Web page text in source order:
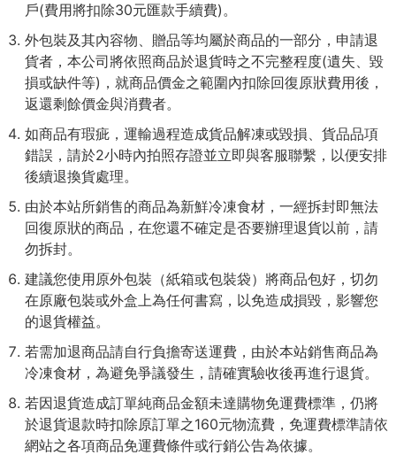
戶(費用將扣除30元匯款手續費)。
外包裝及其內容物、贈品等均屬於商品的一部分，申請退
貨者，本公司將依照商品於退貨時之不完整程度(遺失、毀
損或缺件等)，就商品價金之範圍內扣除回復原狀費用後，
返還剩餘價金與消費者。
如商品有瑕疵，運輸過程造成貨品解凍或毀損、貨品品項
錯誤，請於2小時內拍照存證並立即與客服聯繫，以便安排
後續退換貨處理。
由於本站所銷售的商品為新鮮冷凍食材，一經拆封即無法
回復原狀的商品，在您還不確定是否要辦理退貨以前，請
勿拆封。
建議您使用原外包裝（紙箱或包裝袋）將商品包好，切勿
在原廠包裝或外盒上為任何書寫，以免造成損毀，影響您
的退貨權益。
若需加退商品請自行負擔寄送運費，由於本站銷售商品為
冷凍食材，為避免爭議發生，請確實驗收後再進行退貨。
若因退貨造成訂單純商品金額未達購物免運費標準，仍將
於退貨退款時扣除原訂單之160元物流費，免運費標準請依
網站之各項商品免運費條件或行銷公告為依據。